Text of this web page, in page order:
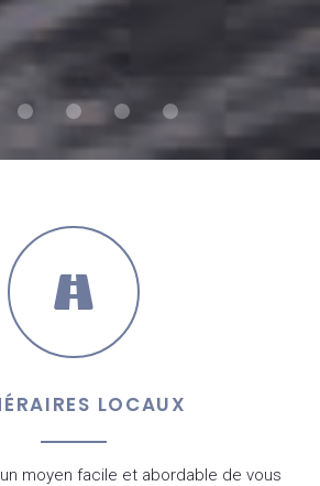
LOCAUX
moyen facile et abordable de vous